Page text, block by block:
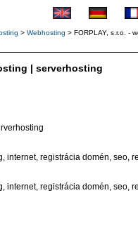
| serverhosting
internet, registrácia domén, seo,
internet, registrácia domén, seo,
> Webhosting > FORPLAY, s.r.o. -